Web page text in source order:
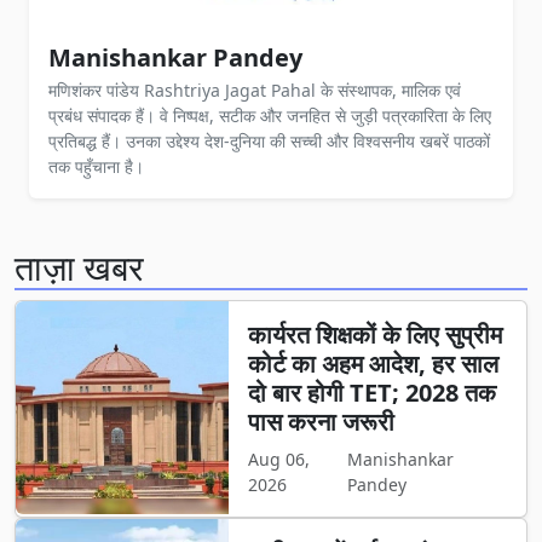
Manishankar Pandey
मणिशंकर पांडेय Rashtriya Jagat Pahal के संस्थापक, मालिक एवं
प्रबंध संपादक हैं। वे निष्पक्ष, सटीक और जनहित से जुड़ी पत्रकारिता के लिए
प्रतिबद्ध हैं। उनका उद्देश्य देश-दुनिया की सच्ची और विश्वसनीय खबरें पाठकों
तक पहुँचाना है।
ताज़ा खबर
कार्यरत शिक्षकों के लिए सुप्रीम
कोर्ट का अहम आदेश, हर साल
दो बार होगी TET; 2028 तक
पास करना जरूरी
Aug 06,
2026
Manishankar
Pandey